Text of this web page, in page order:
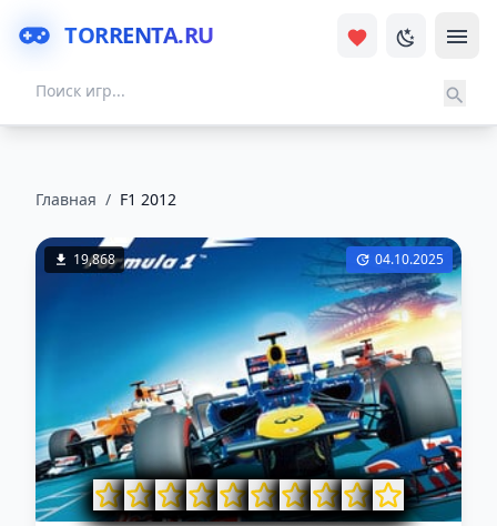
TORRENTA.RU
Главная / F1 2012
19,868 04.10.2025